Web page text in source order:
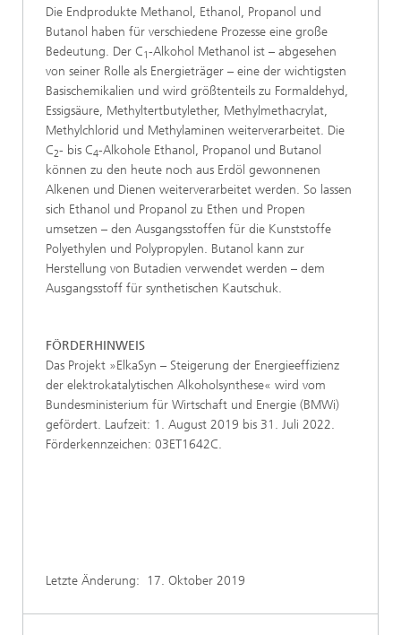
Die Endprodukte Methanol, Ethanol, Propanol und
Butanol haben für verschiedene Prozesse eine große
Bedeutung. Der C1-Alkohol Methanol ist – abgesehen
von seiner Rolle als Energieträger – eine der wichtigsten
Basischemikalien und wird größtenteils zu Formaldehyd,
Essigsäure, Methyltertbutylether, Methylmethacrylat,
Methylchlorid und Methylaminen weiterverarbeitet. Die
C2- bis C4-Alkohole Ethanol, Propanol und Butanol
können zu den heute noch aus Erdöl gewonnenen
Alkenen und Dienen weiterverarbeitet werden. So lassen
sich Ethanol und Propanol zu Ethen und Propen
umsetzen – den Ausgangsstoffen für die Kunststoffe
Polyethylen und Polypropylen. Butanol kann zur
Herstellung von Butadien verwendet werden – dem
Ausgangsstoff für synthetischen Kautschuk.
FÖRDERHINWEIS
Das Projekt »ElkaSyn – Steigerung der Energieeffizienz
der elektrokatalytischen Alkoholsynthese« wird vom
Bundesministerium für Wirtschaft und Energie (BMWi)
gefördert. Laufzeit: 1. August 2019 bis 31. Juli 2022.
Förderkennzeichen: 03ET1642C.
Letzte Änderung: 17. Oktober 2019